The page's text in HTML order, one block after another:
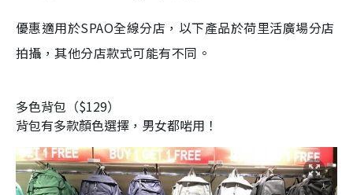
優惠適用於SPAO全線分店，以下產品於荷里活廣場分店
拍攝，其他分店款式可能有不同。
多色背包（$129）
背包有多款顏色選擇，男女都啱用！